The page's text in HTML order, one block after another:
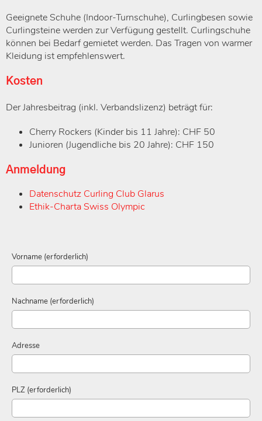
Geeignete Schuhe (Indoor-Turnschuhe), Curlingbesen sowie
Curlingsteine werden zur Verfügung gestellt. Curlingschuhe
können bei Bedarf gemietet werden. Das Tragen von warmer
Kleidung ist empfehlenswert.
Kosten
Der Jahresbeitrag (inkl. Verbandslizenz) beträgt für:
Cherry Rockers (Kinder bis 11 Jahre): CHF 50
Junioren (Jugendliche bis 20 Jahre): CHF 150
Anmeldung
Datenschutz Curling Club Glarus
Ethik-Charta Swiss Olympic
Vorname (erforderlich)
Nachname (erforderlich)
Adresse
PLZ (erforderlich)